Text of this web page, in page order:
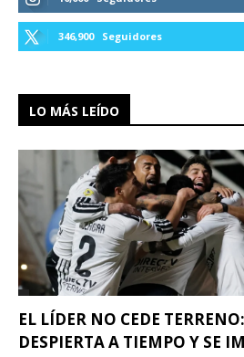
346,900 Seguidores
LO MÁS LEÍDO
EL LÍDER NO CEDE
DESPIERTA A TIEMPO Y SE